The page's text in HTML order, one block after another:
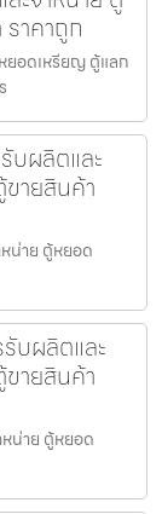
าคาถูก
ยอดเหรียญ ตู้แลก
บผลิตและ
ายสินค้า
น่าย ตู้หยอด
บผลิตและ
ายสินค้า
น่าย ตู้หยอด